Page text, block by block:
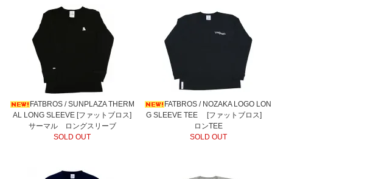
FATBROS / SUNPLAZA THERM
AL LONG SLEEVE [ファットブロス]
サーマル ロングスリーブ
SOLD OUT
FATBROS / NOZAKA LOGO LON
G SLEEVE TEE [ファットブロス]
ロンTEE
SOLD OUT